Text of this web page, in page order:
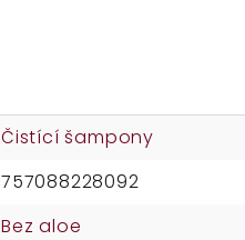
Čistící šampony
757088228092
Bez aloe